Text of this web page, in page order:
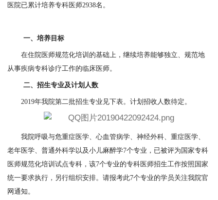
医院已累计培养专科医师2938名。
一、培养目标
在住院医师规范化培训的基础上，继续培养能够独立、规范地
从事疾病专科诊疗工作的临床医师。
二、招生专业及计划人数
2019年我院第二批招生专业见下表。计划招收人数待定。
我院呼吸与危重症医学、心血管病学、神经外科、重症医学、
老年医学、普通外科学以及小儿麻醉学7个专业，已被评为国家专科
医师规范化培训试点专科，该7个专业的专科医师招生工作按照国家
统一要求执行，另行组织安排。请报考此7个专业的学员关注我院官
网通知。